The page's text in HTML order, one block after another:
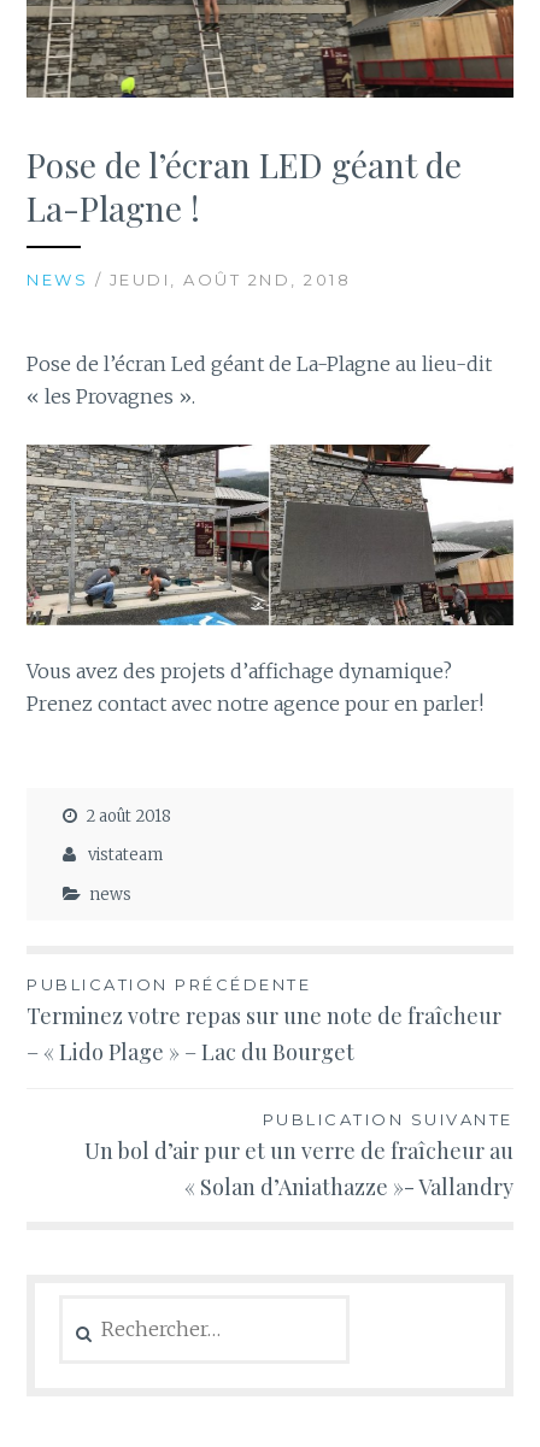
Pose de l’écran LED géant de
La-Plagne !
NEWS / JEUDI, AOÛT 2ND, 2018
Pose de l’écran Led géant de La-Plagne au lieu-dit
« les Provagnes ».
Vous avez des projets d’affichage dynamique?
Prenez contact avec notre agence pour en parler!
2 août 2018
vistateam
news
Navigation
de
PUBLICATION PRÉCÉDENTE
Terminez votre repas sur une note de fraîcheur
– « Lido Plage » – Lac du Bourget
PUBLICATION SUIVANTE
Un bol d’air pur et un verre de fraîcheur au
« Solan d’Aniathazze »- Vallandry